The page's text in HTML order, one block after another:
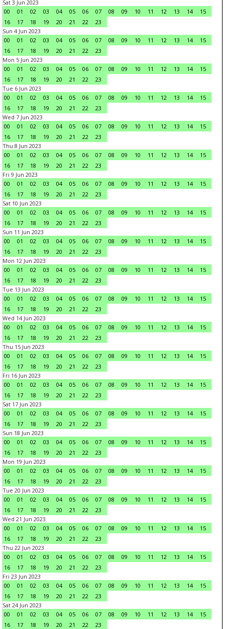
Sat 3 Jun 2023
00
01 02 03 04 05 06 07 08 09 10 11 12 13 14
15
16
17 18 19 20 21 22
23
Sun 4 Jun 2023
00
01 02 03 04 05 06 07 08 09 10 11 12 13 14
15
16
17 18 19 20 21 22
23
Mon 5 Jun 2023
00
01 02 03 04 05 06 07 08 09 10 11 12 13 14
15
16
17 18 19 20 21 22
23
Tue 6 Jun 2023
00
01 02 03 04 05 06 07 08 09 10 11 12 13 14
15
16
17 18 19 20 21 22
23
Wed 7 Jun 2023
00
01 02 03 04 05 06 07 08 09 10 11 12 13 14
15
16
17 18 19 20 21 22
23
Thu 8 Jun 2023
00
01 02 03 04 05 06 07 08 09 10 11 12 13 14
15
16
17 18 19 20 21 22
23
Fri 9 Jun 2023
00
01 02 03 04 05 06 07 08 09 10 11 12 13 14
15
16
17 18 19 20 21 22
23
Sat 10 Jun 2023
00
01 02 03 04 05 06 07 08 09 10 11 12 13 14
15
16
17 18 19 20 21 22
23
Sun 11 Jun 2023
00
01 02 03 04 05 06 07 08 09 10 11 12 13 14
15
16
17 18 19 20 21 22
23
Mon 12 Jun 2023
00
01 02 03 04 05 06 07 08 09 10 11 12 13 14
15
16
17 18 19 20 21 22
23
Tue 13 Jun 2023
00
01 02 03 04 05 06 07 08 09 10 11 12 13 14
15
16
17 18 19 20 21 22
23
Wed 14 Jun 2023
00
01 02 03 04 05 06 07 08 09 10 11 12 13 14
15
16
17 18 19 20 21 22
23
Thu 15 Jun 2023
00
01 02 03 04 05 06 07 08 09 10 11 12 13 14
15
16
17 18 19 20 21 22
23
Fri 16 Jun 2023
00
01 02 03 04 05 06 07 08 09 10 11 12 13 14
15
16
17 18 19 20 21 22
23
Sat 17 Jun 2023
00
01 02 03 04 05 06 07 08 09 10 11 12 13 14
15
16
17 18 19 20 21 22
23
Sun 18 Jun 2023
00
01 02 03 04 05 06 07 08 09 10 11 12 13 14
15
16
17 18 19 20 21 22
23
Mon 19 Jun 2023
00
01 02 03 04 05 06 07 08 09 10 11 12 13 14
15
16
17 18 19 20 21 22
23
Tue 20 Jun 2023
00
01 02 03 04 05 06 07 08 09 10 11 12 13 14
15
16
17 18 19 20 21 22
23
Wed 21 Jun 2023
00
01 02 03 04 05 06 07 08 09 10 11 12 13 14
15
16
17 18 19 20 21 22
23
Thu 22 Jun 2023
00
01 02 03 04 05 06 07 08 09 10 11 12 13 14
15
16
17 18 19 20 21 22
23
Fri 23 Jun 2023
00
01 02 03 04 05 06 07 08 09 10 11 12 13 14
15
16
17 18 19 20 21 22
23
Sat 24 Jun 2023
00
01 02 03 04 05 06 07 08 09 10 11 12 13 14
15
16
17 18 19 20 21 22
23